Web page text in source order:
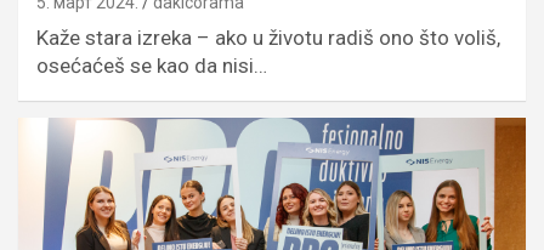
Kaže stara izreka – ako u životu radiš ono što voliš,
osećaćeš se kao da nisi…